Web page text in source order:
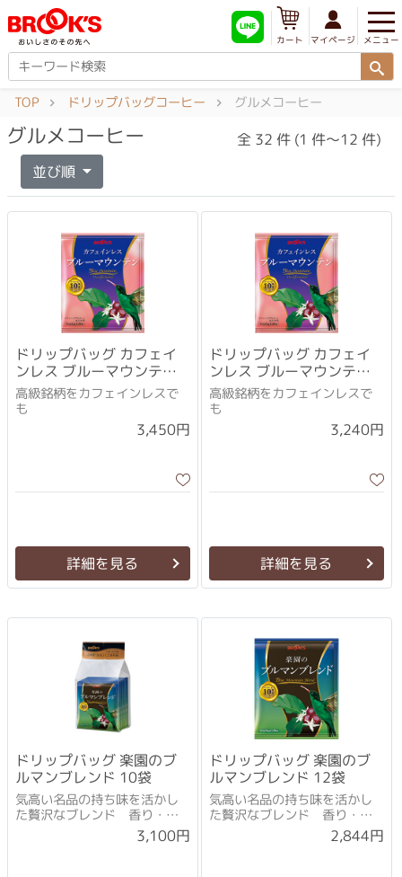
メニュー
マイページ
カート
TOP ドリップバッグコーヒー グルメコーヒー
グルメコーヒー 全 32 件 (1 件～12 件)
並び順
ドリップバッグ カフェイ
ンレス ブルーマウンテン
10袋
高級銘柄をカフェインレスで
も
3,450円
詳細を見る
ドリップバッグ カフェイ
ンレス ブルーマウンテン
12袋
高級銘柄をカフェインレスで
も
3,240円
詳細を見る
ドリップバッグ 楽園のブ
ルマンブレンド 10袋
気高い名品の持ち味を活かし
た贅沢なブレンド 香り・
味・コクの秀逸なバランス
3,100円
ドリップバッグ 楽園のブ
ルマンブレンド 12袋
気高い名品の持ち味を活かし
た贅沢なブレンド 香り・
味・コクの秀逸なバランス2,844円